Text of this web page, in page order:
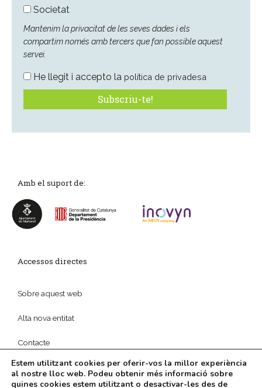
Societat
Mantenim la privacitat de les seves dades i els
compartim només amb tercers que fan possible aquest
servei.
He llegit i accepto la política de privadesa
Amb el suport de:
Accessos directes
Sobre aquest web
Alta nova entitat
Contacte
Estem utilitzant cookies per oferir-vos la millor experiència
al nostre lloc web. Podeu obtenir més informació sobre
quines cookies estem utilitzant o desactivar-les des de